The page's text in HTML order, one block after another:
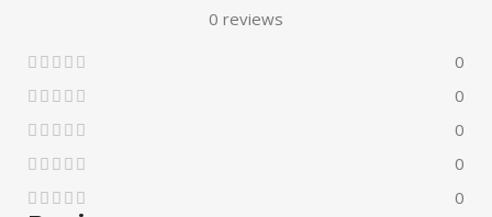
0 reviews
0
0
0
0
0